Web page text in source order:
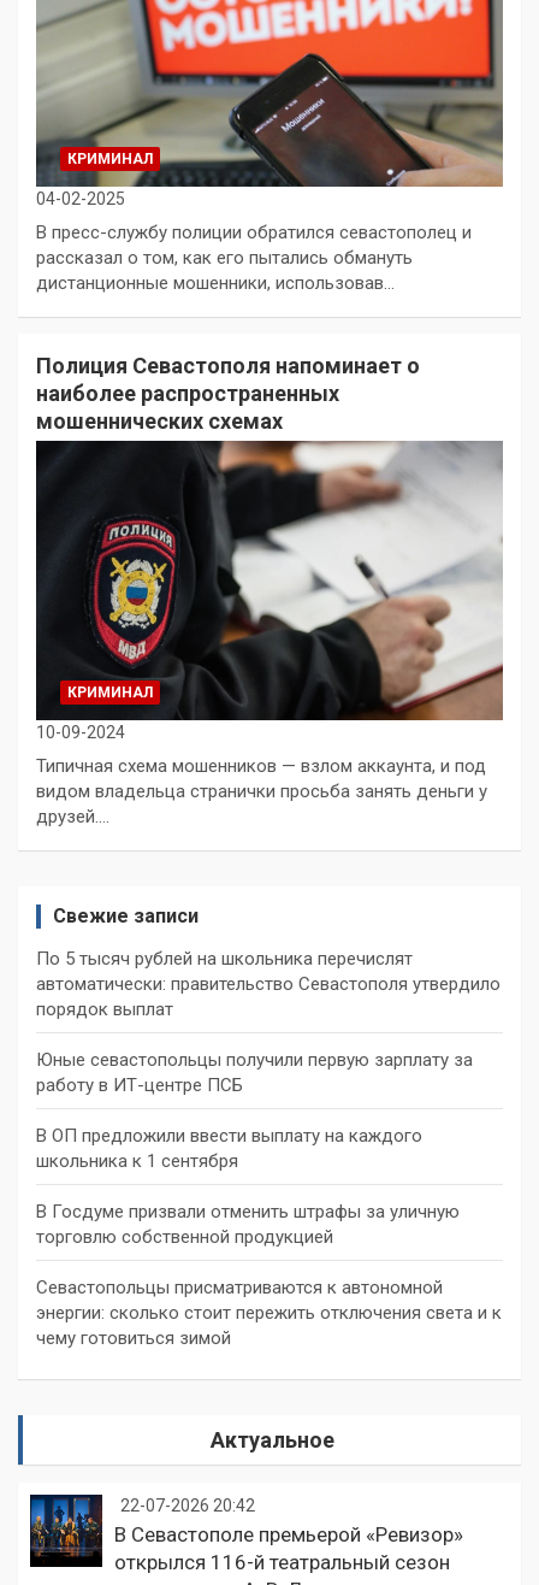
КРИМИНАЛ
04-02-2025
В пресс-службу полиции обратился севастополец и
рассказал о том, как его пытались обмануть
дистанционные мошенники, использовав…
Полиция Севастополя напоминает о
наиболее распространенных
мошеннических схемах
КРИМИНАЛ
10-09-2024
Типичная схема мошенников — взлом аккаунта, и под
видом владельца странички просьба занять деньги у
друзей.…
Свежие записи
По 5 тысяч рублей на школьника перечислят
автоматически: правительство Севастополя утвердило
порядок выплат
Юные севастопольцы получили первую зарплату за
работу в ИТ-центре ПСБ
В ОП предложили ввести выплату на каждого
школьника к 1 сентября
В Госдуме призвали отменить штрафы за уличную
торговлю собственной продукцией
Севастопольцы присматриваются к автономной
энергии: сколько стоит пережить отключения света и к
чему готовиться зимой
Актуальное
22-07-2026 20:42
В Севастополе премьерой «Ревизор»
открылся 116-й театральный сезон